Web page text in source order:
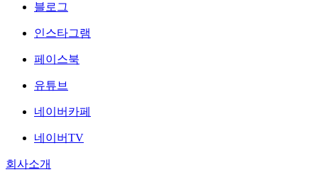
블로그
인스타그램
페이스북
유튜브
네이버카페
네이버TV
회사소개